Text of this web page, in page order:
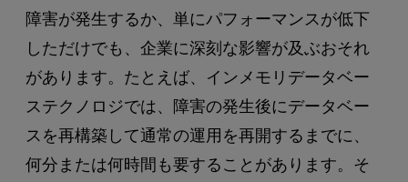
障害が発生するか、単にパフォーマンスが低下
しただけでも、企業に深刻な影響が及ぶおそれ
があります。たとえば、インメモリデータベー
ステクノロジでは、障害の発生後にデータベー
スを再構築して通常の運用を再開するまでに、
何分または何時間も要することがあります。そ